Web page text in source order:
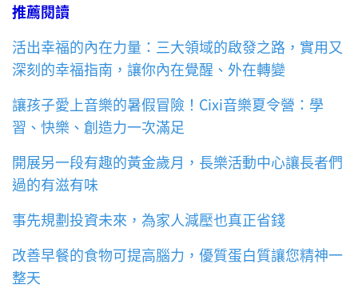
推薦閱讀
活出幸福的內在力量：三大領域的啟發之路，實用又
深刻的幸福指南，讓你內在覺醒、外在轉變
讓孩子愛上音樂的暑假冒險！Cixi音樂夏令營：學
習、快樂、創造力一次滿足
開展另一段有趣的黃金歲月，長樂活動中心讓長者們
過的有滋有味
事先規劃投資未來，為家人減壓也真正省錢
改善早餐的食物可提高腦力，優質蛋白質讓您精神一
整天